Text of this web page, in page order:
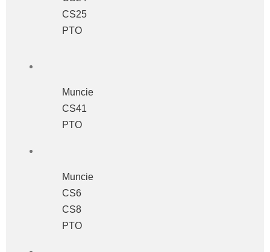
CS25
PTO
Muncie
CS41
PTO
Muncie
CS6
CS8
PTO